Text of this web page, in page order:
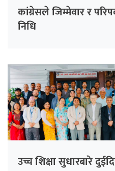
कांग्रेसले जिम्मेवार र
निधि
उच्च शिक्षा सुधारबारे